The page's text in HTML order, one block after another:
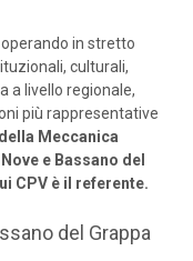
operando in stretto
culturali,
a livello regionale,
più rappresentative
Meccanica
e Bassano del
CPV è il referente.
del Grappa